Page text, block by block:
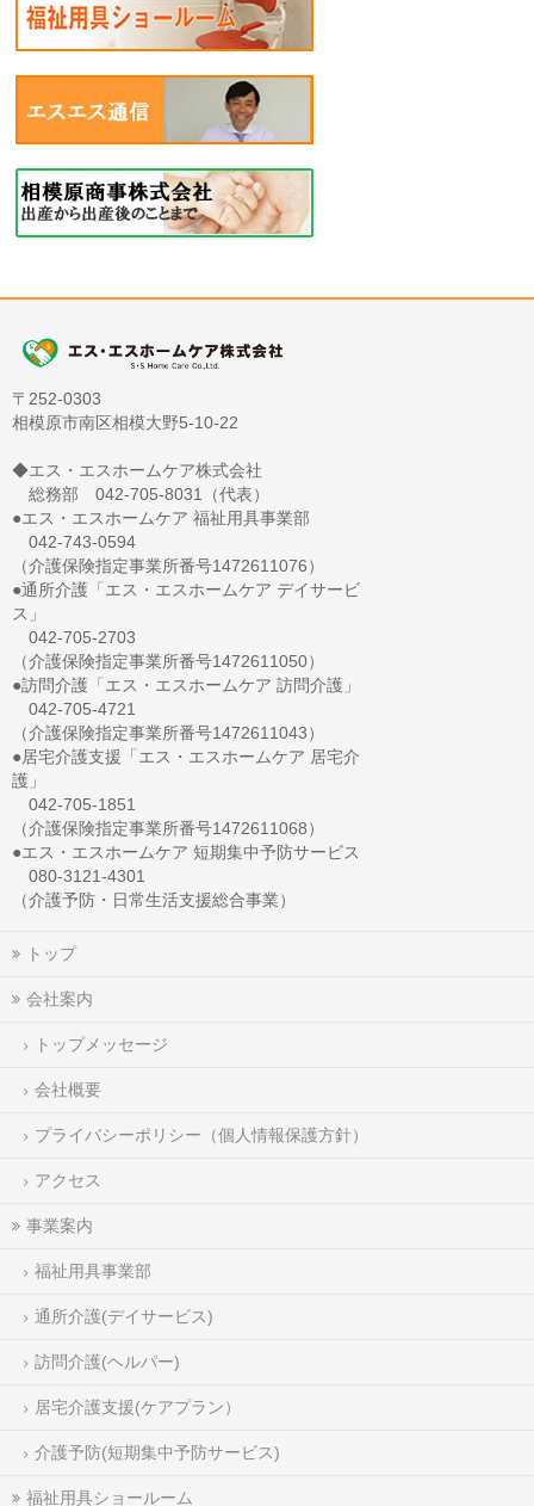
〒252-0303
相模原市南区相模大野5-10-22
◆エス・エスホームケア株式会社
総務部 042-705-8031（代表）
●エス・エスホームケア 福祉用具事業部
042-743-0594
（介護保険指定事業所番号1472611076）
●通所介護「エス・エスホームケア デイサービ
ス」
042-705-2703
（介護保険指定事業所番号1472611050）
●訪問介護「エス・エスホームケア 訪問介護」
042-705-4721
（介護保険指定事業所番号1472611043）
●居宅介護支援「エス・エスホームケア 居宅介
護」
042-705-1851
（介護保険指定事業所番号1472611068）
●エス・エスホームケア 短期集中予防サービス
080-3121-4301
（介護予防・日常生活支援総合事業）
トップ
会社案内
トップメッセージ
会社概要
プライバシーポリシー（個人情報保護方針）
アクセス
事業案内
福祉用具事業部
通所介護(デイサービス)
訪問介護(ヘルパー)
居宅介護支援(ケアプラン）
介護予防(短期集中予防サービス)
福祉用具ショールーム